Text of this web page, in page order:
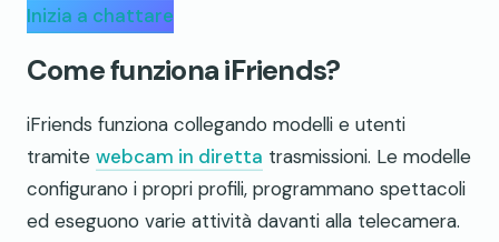
Inizia a chattare
Come funziona iFriends?
iFriends funziona collegando modelli e utenti
tramite webcam in diretta trasmissioni. Le modelle
configurano i propri profili, programmano spettacoli
ed eseguono varie attività davanti alla telecamera.